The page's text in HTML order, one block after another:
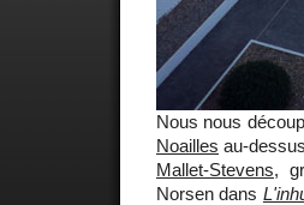
Nous nous
Noailles au-
Mallet-Stevens,
Norsen dans